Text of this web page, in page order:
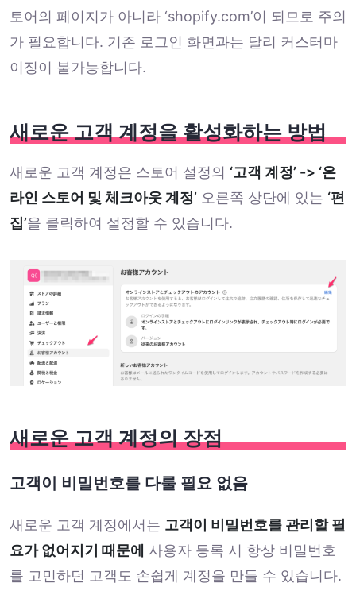
토어의 페이지가 아니라 ‘shopify.com’이 되므로 주의
가 필요합니다. 기존 로그인 화면과는 달리 커스터마
이징이 불가능합니다.
새로운 고객 계정을 활성화하는 방법
새로운 고객 계정은 스토어 설정의 ‘고객 계정’ -> ‘온
라인 스토어 및 체크아웃 계정’ 오른쪽 상단에 있는 ‘편
집’을 클릭하여 설정할 수 있습니다.
새로운 고객 계정의 장점
고객이 비밀번호를 다룰 필요 없음
새로운 고객 계정에서는 고객이 비밀번호를 관리할 필
요가 없어지기 때문에 사용자 등록 시 항상 비밀번호
를 고민하던 고객도 손쉽게 계정을 만들 수 있습니다.